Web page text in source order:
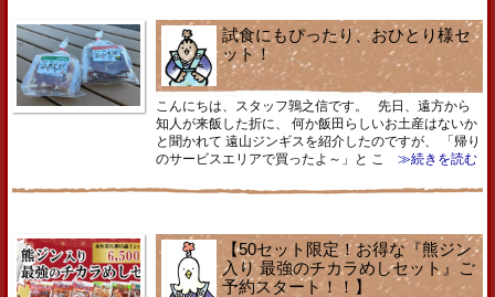
試食にもぴったり、おひとり様セ
ット！
こんにちは、スタッフ鶉之信です。 先日、遠方から
知人が来飯した折に、 何か飯田らしいお土産はないか
と聞かれて 遠山ジンギスを紹介したのですが、 「帰り
のサービスエリアで買ったよ～」と こ
≫続きを読む
【50セット限定！お得な『熊ジン
入り 最強のチカラめしセット』ご
予約スタート！！】